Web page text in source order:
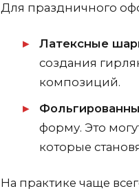
Для праздничного
Латексные
создания
композиций.
форму. Это
которые
На практике чаще